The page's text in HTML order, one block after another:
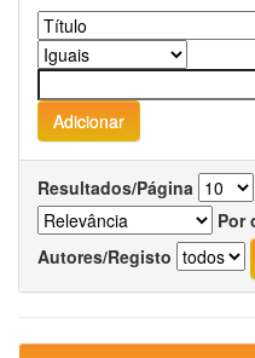
Resultados/Página
Por
Autores/Registo